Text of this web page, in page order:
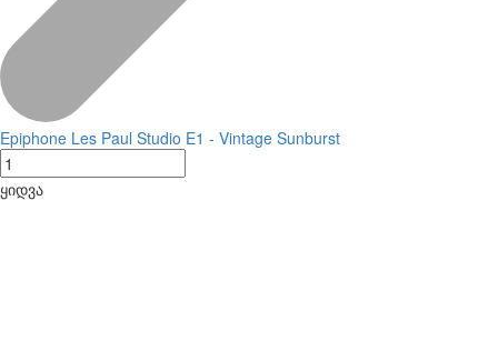
Epiphone Les Paul Studio E1 - Vintage Sunburst
ყიდვა